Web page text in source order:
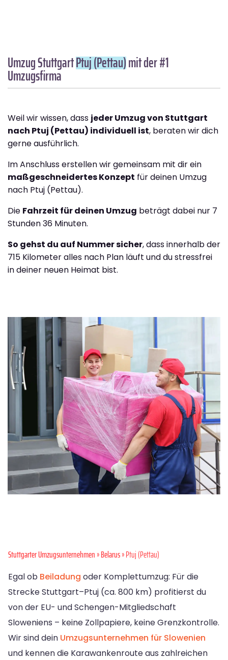
Umzug StuttgartPtuj (Pettau)mit der #1
Umzugsfirma
Weil wir wissen, dass jeder Umzug von Stuttgart
nach Ptuj (Pettau) individuell ist, beraten wir dich
gerne ausführlich.
Im Anschluss erstellen wir gemeinsam mit dir ein
maßgeschneidertes Konzept für deinen Umzug
nach Ptuj (Pettau).
Die Fahrzeit für deinen Umzug beträgt dabei nur 7
Stunden 36 Minuten.
So gehst du auf Nummer sicher, dass innerhalb der
715 Kilometer alles nach Plan läuft und du stressfrei
in deiner neuen Heimat bist.
Stuttgarter Umzugsunternehmen»Belarus» Ptuj (Pettau)
Egal ob Beiladung oder Komplettumzug: Für die
Strecke Stuttgart–Ptuj (ca. 800 km) profitierst du
von der EU- und Schengen-Mitgliedschaft
Sloweniens – keine Zollpapiere, keine Grenzkontrolle.
Wir sind dein Umzugsunternehmen für Slowenien
und kennen die Karawankenroute aus zahlreichen